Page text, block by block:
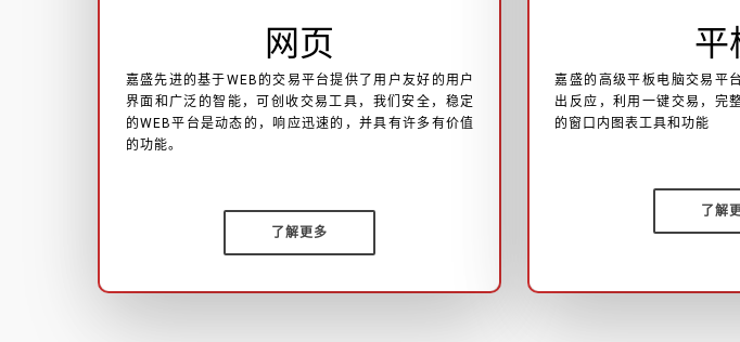
网页
嘉盛先进的基于WEB的交易平台提供了用户友好的用户
界面和广泛的智能，可创收交易工具，我们安全，稳定
的WEB平台是动态的，响应迅速的，并具有许多有价值
的功能。
了解更多
平
嘉盛的高级平板电脑交易平
出反应，利用一键交易，完
的窗口内图表工具和功能
了解